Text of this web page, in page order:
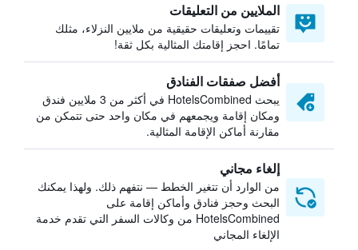
الملايين من التعليقات
تقييمات وتعليقات حقيقية من ملايين النزلاء، مثلك
تمامًا. احجز إقامتك المثالية بكل ثقة!
أفضل صفقات الفنادق
يبحث HotelsCombined في أكثر من 3 ملايين فندق
ومكان إقامة ويجمعهم في مكان واحد حتى تتمكن من
مقارنة أماكن الإقامة المثالية.
إلغاء مجاني
من الوارد أن تتغير الخطط — نتفهم ذلك. ولهذا يمكنك
البحث وحجز فنادق وأماكن إقامة على
HotelsCombined من وكالات السفر التي تقدم خدمة
الإلغاء المجاني